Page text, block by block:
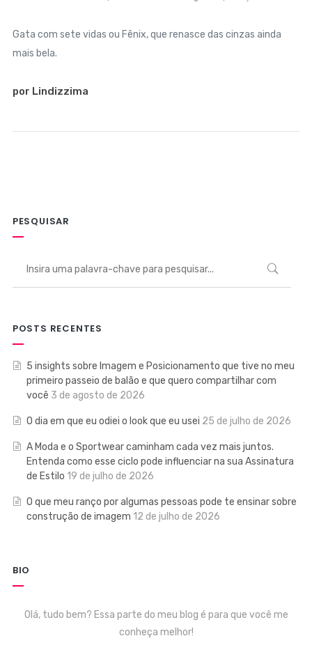
Gata com sete vidas ou Fênix, que renasce das cinzas ainda
mais bela.
por Lindizzima
PESQUISAR
POSTS RECENTES
5 insights sobre Imagem e Posicionamento que tive no meu
primeiro passeio de balão e que quero compartilhar com
você 3 de agosto de 2026
O dia em que eu odiei o look que eu usei 25 de julho de 2026
A Moda e o Sportwear caminham cada vez mais juntos.
Entenda como esse ciclo pode influenciar na sua Assinatura
de Estilo 19 de julho de 2026
O que meu ranço por algumas pessoas pode te ensinar sobre
construção de imagem 12 de julho de 2026
BIO
Olá, tudo bem? Essa parte do meu blog é para que você me
conheça melhor!